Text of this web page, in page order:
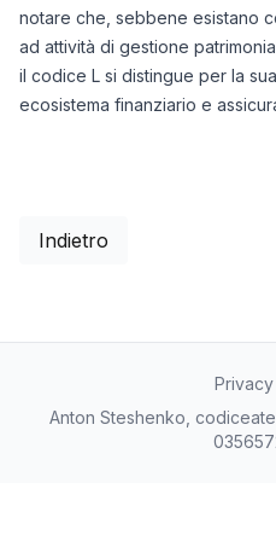
notare che, sebbene esistano
ad attività di gestione
il codice L si distingue per la
ecosistema finanziario e
Indietro
Anton Steshenko,